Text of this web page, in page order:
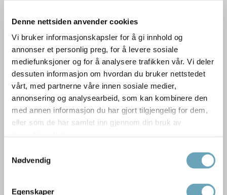
Denne nettsiden anvender cookies
Vi bruker informasjonskapsler for å gi innhold og
annonser et personlig preg, for å levere sosiale
mediefunksjoner og for å analysere trafikken vår. Vi deler
dessuten informasjon om hvordan du bruker nettstedet
vårt, med partnerne våre innen sosiale medier,
annonsering og analysearbeid, som kan kombinere den
med annen informasjon du har gjort tilgjengelig for dem,
eller som de har samlet inn gjennom din bruk av
Nødvendig
Egenskaper
Badeværelset - selve symbolet på luksus
Men hvorfor er det så blankt, så strippet og så ubegripelig sterilt?